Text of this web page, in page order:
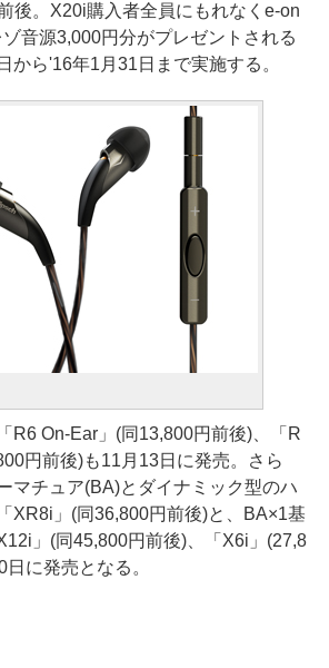
後。X20i購入者全員にもれなくe-on
音源3,000円分がプレゼントされる
から'16年1月31日まで実施する。
R6 On-Ear」(同13,800円前後)、「R
円前後)も11月13日に発売。さら
マチュア(BA)とダイナミック型のハ
XR8i」(同36,800円前後)と、BA×1基
」(同45,800円前後)、「X6i」(27,8
に発売となる。